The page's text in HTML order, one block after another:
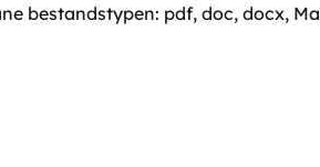
bestandstypen: pdf, doc, docx,